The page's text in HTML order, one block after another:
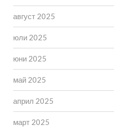
август 2025
юли 2025
юни 2025
май 2025
април 2025
март 2025